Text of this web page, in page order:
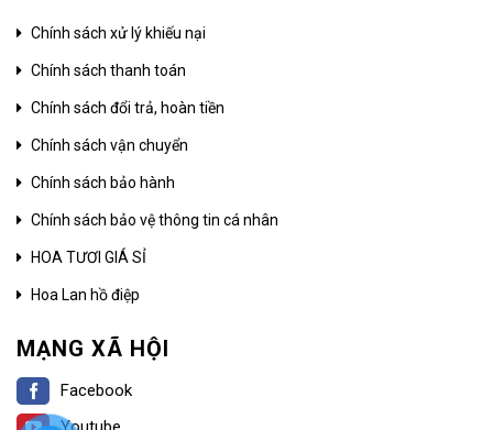
Chính sách xử lý khiếu nại
Chính sách thanh toán
Chính sách đổi trả, hoàn tiền
Chính sách vận chuyển
Chính sách bảo hành
Chính sách bảo vệ thông tin cá nhân
HOA TƯƠI GIÁ SỈ
Hoa Lan hồ điệp
MẠNG XÃ HỘI
Facebook